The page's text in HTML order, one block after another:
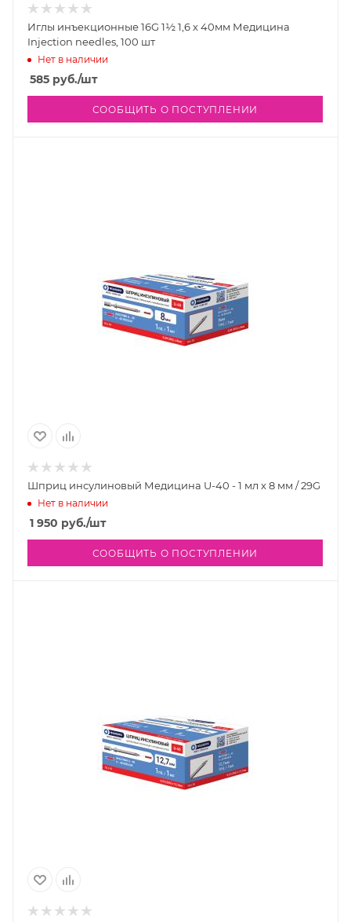
Иглы инъекционные 16G 1½ 1,6 х 40мм Медицина
Injection needles, 100 шт
Нет в наличии
585 руб./шт
СООБЩИТЬ О ПОСТУПЛЕНИИ
Шприц инсулиновый Медицина U-40 - 1 мл х 8 мм / 29G
Нет в наличии
1 950 руб./шт
СООБЩИТЬ О ПОСТУПЛЕНИИ